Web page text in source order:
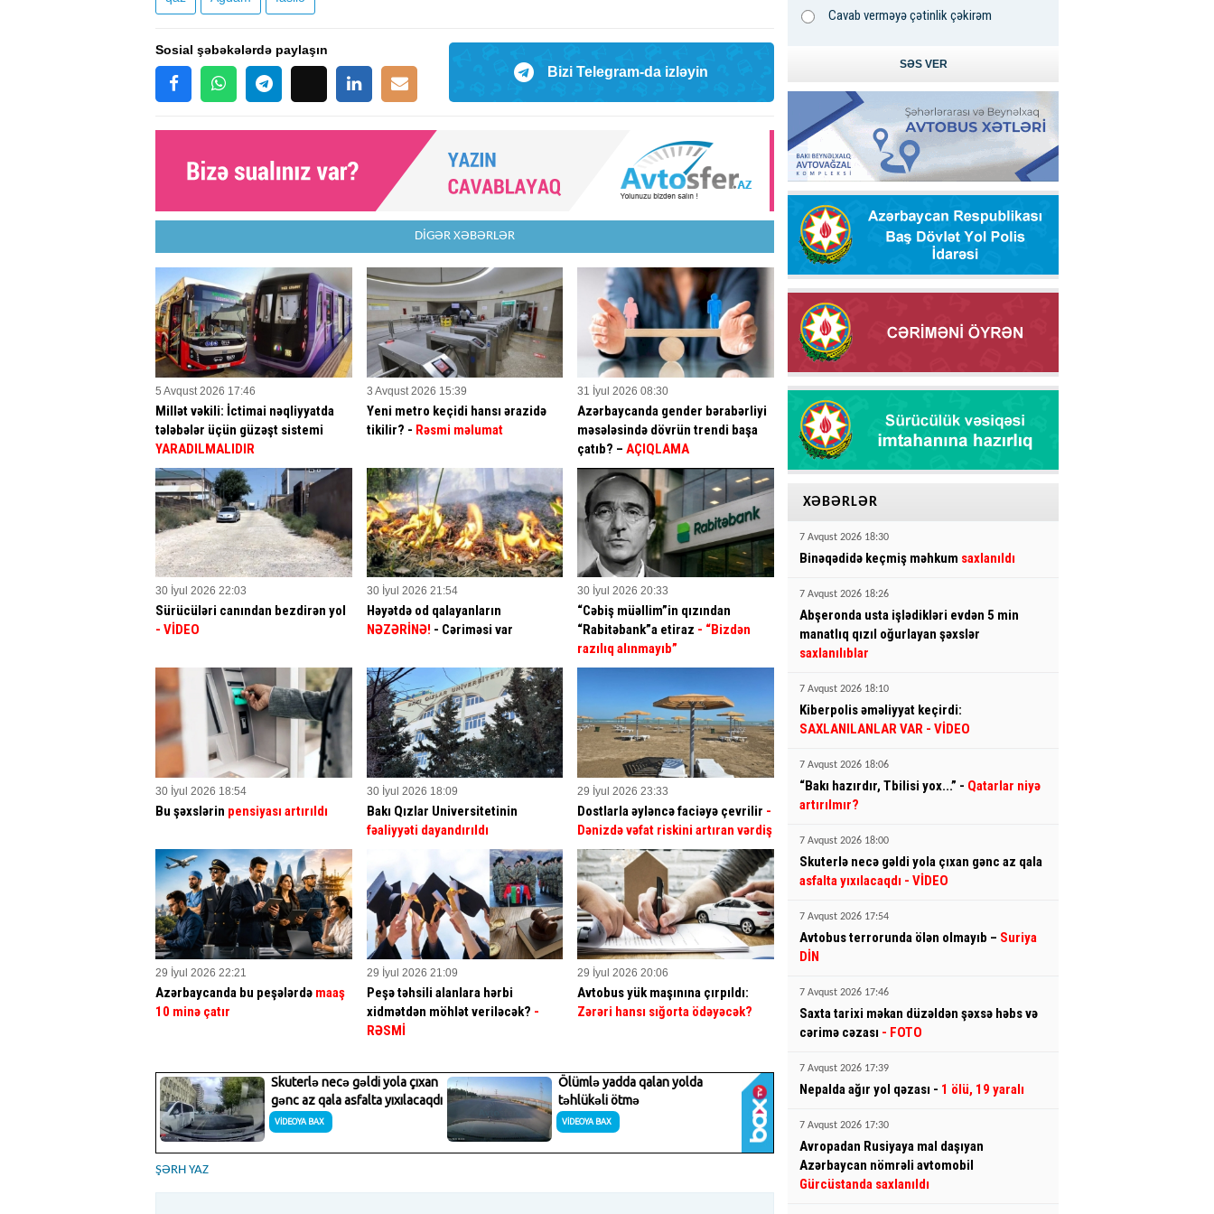
Sosial şəbəkələrdə paylaşın
Bizi Telegram-da izləyin
DİGƏR XƏBƏRLƏR
5 Avqust 2026 17:46
Millət vəkili: İctimai nəqliyyatda
tələbələr üçün güzəşt sistemi
YARADILMALIDIR
3 Avqust 2026 15:39
Yeni metro keçidi hansı ərazidə
tikilir? - Rəsmi məlumat
31 İyul 2026 08:30
Azərbaycanda gender bərabərliyi
məsələsində dövrün trendi başa
çatıb? –AÇIQLAMA
30 İyul 2026 22:03
Sürücüləri canından bezdirən yol
- VİDEO
30 İyul 2026 21:54
Həyətdə od qalayanların
NƏZƏRİNƏ! - Cəriməsi var
30 İyul 2026 20:33
“Cəbiş müəllim”in qızından
“Rabitəbank”a etiraz - “Bizdən
razılıq alınmayıb”
30 İyul 2026 18:54
Bu şəxslərin pensiyası artırıldı
30 İyul 2026 18:09
Bakı Qızlar Universitetinin
fəaliyyəti dayandırıldı
29 İyul 2026 23:33
Dostlarla əyləncə faciəyə çevrilir -
Dənizdə vəfat riskini artıran vərdiş
29 İyul 2026 22:21
Azərbaycanda bu peşələrdə maaş
10 minə çatır
29 İyul 2026 21:09
Peşə təhsili alanlara hərbi
xidmətdən möhlət veriləcək? -
RƏSMİ
29 İyul 2026 20:06
Avtobus yük maşınına çırpıldı:
Zərəri hansı sığorta ödəyəcək?
ŞƏRH YAZ
Cavab verməyə çətinlik çəkirəm
XƏBƏRLƏR
7 Avqust 2026 18:30
Binəqədidə keçmiş məhkum saxlanıldı
7 Avqust 2026 18:26
Abşeronda usta işlədikləri evdən 5 min
manatlıq qızıl oğurlayan şəxslər
saxlanılıblar
7 Avqust 2026 18:10
Kiberpolis əməliyyat keçirdi:
SAXLANILANLAR VAR - VİDEO
7 Avqust 2026 18:06
“Bakı hazırdır, Tbilisi yox...” - Qatarlar niyə
artırılmır?
7 Avqust 2026 18:00
Skuterlə necə gəldi yola çıxan gənc az qala
asfalta yıxılacaqdı - VİDEO
7 Avqust 2026 17:54
Avtobus terrorunda ölən olmayıb – Suriya
DİN
7 Avqust 2026 17:46
Saxta tarixi məkan düzəldən şəxsə həbs və
cərimə cəzası - FOTO
7 Avqust 2026 17:39
Nepalda ağır yol qəzası - 1 ölü, 19 yaralı
7 Avqust 2026 17:30
Avropadan Rusiyaya mal daşıyan
Azərbaycan nömrəli avtomobil
Gürcüstanda saxlanıldı